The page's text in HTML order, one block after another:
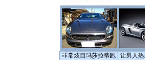
非常炫目玛莎拉蒂跑
让男人